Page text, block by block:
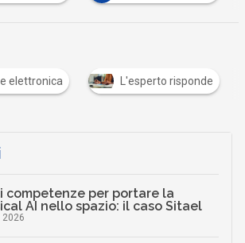
elettronica L'esperto risponde
competenze per portare la
AI nello spazio: il caso Sitael
2026